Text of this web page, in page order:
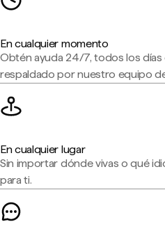
En cualquier momento
Obtén ayuda 24/7, todos los días
respaldado por nuestro equipo
En cualquier lugar
Sin importar dónde vivas o qué
para ti.